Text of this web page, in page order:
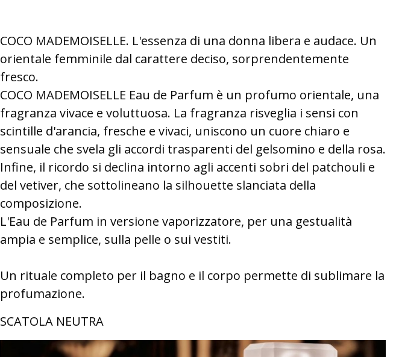
COCO MADEMOISELLE. L'essenza di una donna libera e audace. Un
orientale femminile dal carattere deciso, sorprendentemente
fresco.
COCO MADEMOISELLE Eau de Parfum è un profumo orientale, una
fragranza vivace e voluttuosa. La fragranza risveglia i sensi con
scintille d'arancia, fresche e vivaci, uniscono un cuore chiaro e
sensuale che svela gli accordi trasparenti del gelsomino e della rosa.
Infine, il ricordo si declina intorno agli accenti sobri del patchouli e
del vetiver, che sottolineano la silhouette slanciata della
composizione.
L'Eau de Parfum in versione vaporizzatore, per una gestualità
ampia e semplice, sulla pelle o sui vestiti.
Un rituale completo per il bagno e il corpo permette di sublimare la
profumazione.
SCATOLA NEUTRA